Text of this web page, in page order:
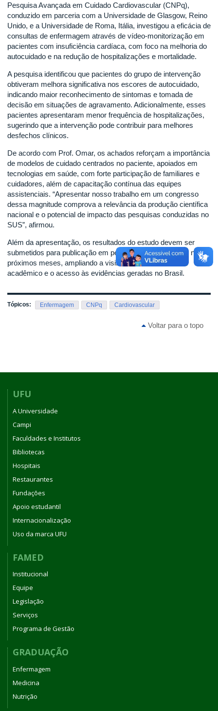
Pesquisa Avançada em Cuidado Cardiovascular (CNPq),
conduzido em parceria com a Universidade de Glasgow, Reino
Unido, e a Universidade de Roma, Itália, investigou a eficácia de
consultas de enfermagem através de vídeo-monitorização em
pacientes com insuficiência cardíaca, com foco na melhoria do
autocuidado e na redução de hospitalizações e mortalidade.
A pesquisa identificou que pacientes do grupo de intervenção
obtiveram melhora significativa nos escores de autocuidado,
indicando maior reconhecimento de sintomas e tomada de
decisão em situações de agravamento. Adicionalmente, esses
pacientes apresentaram menor frequência de hospitalizações,
sugerindo que a intervenção pode contribuir para melhores
desfechos clínicos.
De acordo com Prof. Omar, os achados reforçam a importância
de modelos de cuidado centrados no paciente, apoiados em
tecnologias em saúde, com forte participação de familiares e
cuidadores, além de capacitação contínua das equipes
assistenciais. “Apresentar nosso trabalho em um congresso
dessa magnitude comprova a relevância da produção científica
nacional e o potencial de impacto das pesquisas conduzidas no
SUS”, afirmou.
Além da apresentação, os resultados do estudo devem ser
submetidos para publicação em periódicos internacionais nos
próximos meses, ampliando a visibilidade do trabalho
acadêmico e o acesso às evidências geradas no Brasil.
Tópicos: Enfermagem CNPq Cardiovascular
Voltar para o topo
UFU
A Universidade
Campi
Faculdades e Institutos
Bibliotecas
Hospitais
Restaurantes
Fundações
Apoio estudantil
Internacionalização
Uso da marca UFU
FAMED
Institucional
Equipe
Legislação
Serviços
Programa de Gestão
GRADUAÇÃO
Enfermagem
Medicina
Nutrição